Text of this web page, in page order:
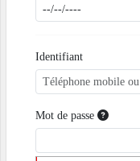
Identifiant
Mot de passe